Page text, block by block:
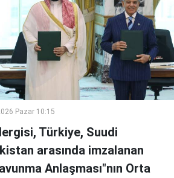
Pazar 10:15
Türkiye, Suudi
arasında imzalanan
Anlaşması"nın Orta